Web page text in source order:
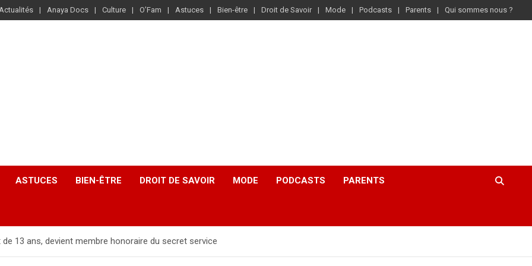
Anaya Docs Culture O’Fam Astuces Bien-être Droit de Savoir Mode Podcasts Parents Qui sommes nous ?
ASTUCES BIEN-ÊTRE DROIT DE SAVOIR MODE PODCASTS PARENTS
13 ans, devient membre honoraire du secret service